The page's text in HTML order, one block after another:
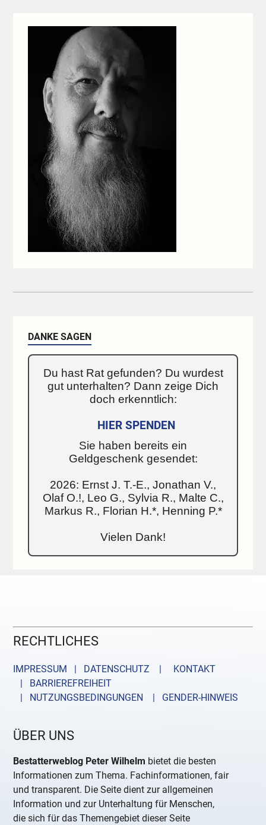
DANKE SAGEN
Du hast Rat gefunden? Du wurdest
gut unterhalten? Dann zeige Dich
doch erkenntlich:
HIER SPENDEN
Sie haben bereits ein
Geldgeschenk gesendet:
2026: Ernst J. T.-E., Jonathan V.,
Olaf O.!, Leo G., Sylvia R., Malte C.,
Markus R., Florian H.*, Henning P.*
Vielen Dank!
RECHTLICHES
IMPRESSUM | DATENSCHUTZ |
KONTAKT
| BARRIEREFREIHEIT
| NUTZUNGSBEDINGUNGEN
| GENDER-HINWEIS
ÜBER UNS
Bestatterweblog Peter Wilhelm bietet die besten
Informationen zum Thema. Fachinformationen, fair
und transparent. Die Seite dient zur allgemeinen
Information und zur Unterhaltung für Menschen,
die sich für das Themengebiet dieser Seite